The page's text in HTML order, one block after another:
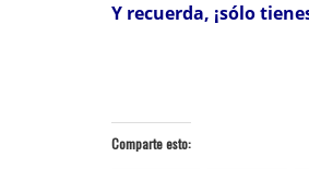
Y recuerda, ¡sólo
Comparte esto: